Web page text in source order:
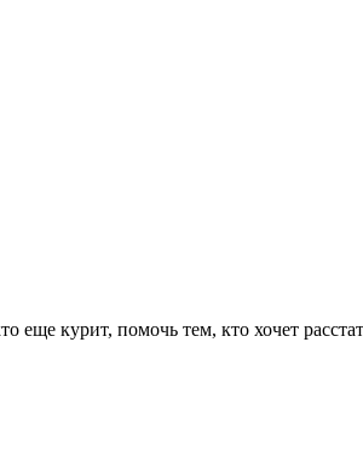
еще курит, помочь тем, кто хочет